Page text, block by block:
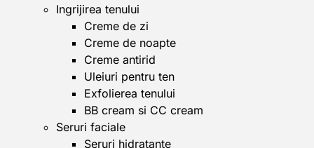
Ingrijirea tenului
Creme de zi
Creme de noapte
Creme antirid
Uleiuri pentru ten
Exfolierea tenului
BB cream si CC cream
Seruri faciale
Seruri hidratante